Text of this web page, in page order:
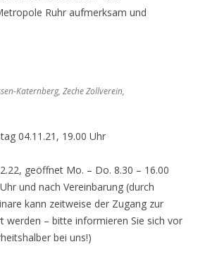
Ruhr aufmerksam und
Katernberg, Zeche Zollverein,
04.11.21, 19.00 Uhr
geöffnet Mo. – Do. 8.30 – 16.00
und nach Vereinbarung (durch
kann zeitweise der Zugang zur
werden – bitte informieren Sie sich vor
bei uns!)